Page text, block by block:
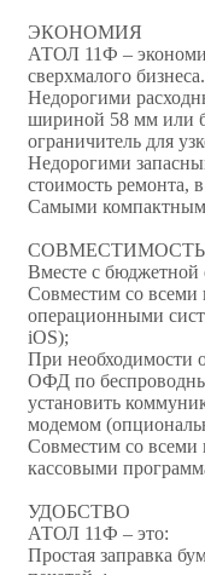
ЭКОНОМИЯ
АТОЛ 11Ф –
сверхмалого
Недорогими
шириной 58 мм или
ограничитель для
Недорогими
стоимость ремонта,
Самыми
СОВМЕСТИМОСТЬ
Вместе с
Совместим со всеми
операционными
iOS);
При необходимости
ОФД по
установить
модемом
Совместим со всеми
кассовыми
УДОБСТВО
АТОЛ 11Ф – это:
Простая заправка